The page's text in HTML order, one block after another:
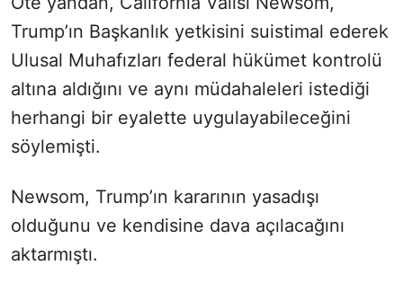
Trump’ın Başkanlık yetkisini suistimal ederek
Ulusal Muhafızları federal hükümet kontrolü
altına aldığını ve aynı müdahaleleri istediği
herhangi bir eyalette uygulayabileceğini
söylemişti.
Newsom, Trump’ın kararının yasadışı
olduğunu ve kendisine dava açılacağını
aktarmıştı.